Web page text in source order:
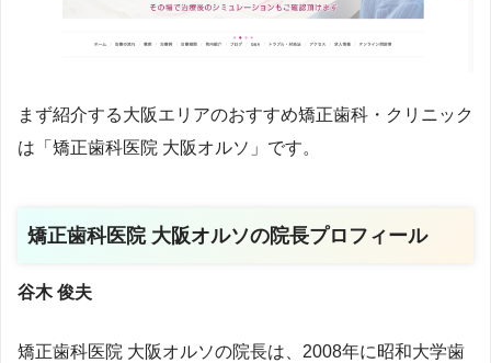
まず紹介する大阪エリアのおすすめ矯正歯科・クリニック
は 「 矯正歯科医院 大阪オルソ 」です。
矯正歯科医院 大阪オルソの院長プロフィール
谷木 俊夫
矯正歯科医院 大阪オルソの院長は、2008年に昭和大学歯